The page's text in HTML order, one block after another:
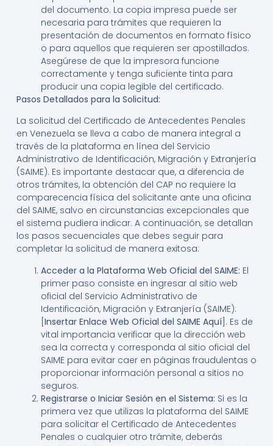
del documento. La copia impresa puede ser
necesaria para trámites que requieren la
presentación de documentos en formato físico
o para aquellos que requieren ser apostillados.
Asegúrese de que la impresora funcione
correctamente y tenga suficiente tinta para
producir una copia legible del certificado.
Pasos Detallados para la Solicitud:
La solicitud del Certificado de Antecedentes Penales
en Venezuela se lleva a cabo de manera integral a
través de la plataforma en línea del Servicio
Administrativo de Identificación, Migración y Extranjería
(SAIME). Es importante destacar que, a diferencia de
otros trámites, la obtención del CAP no requiere la
comparecencia física del solicitante ante una oficina
del SAIME, salvo en circunstancias excepcionales que
el sistema pudiera indicar. A continuación, se detallan
los pasos secuenciales que debes seguir para
completar la solicitud de manera exitosa:
Acceder a la Plataforma Web Oficial del SAIME: El
primer paso consiste en ingresar al sitio web
oficial del Servicio Administrativo de
Identificación, Migración y Extranjería (SAIME):
[Insertar Enlace Web Oficial del SAIME Aquí]. Es de
vital importancia verificar que la dirección web
sea la correcta y corresponda al sitio oficial del
SAIME para evitar caer en páginas fraudulentas o
proporcionar información personal a sitios no
seguros.
Registrarse o Iniciar Sesión en el Sistema: Si es la
primera vez que utilizas la plataforma del SAIME
para solicitar el Certificado de Antecedentes
Penales o cualquier otro trámite, deberás